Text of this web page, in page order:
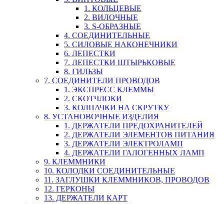
1. КОЛЬЦЕВЫЕ
2. ВИЛОЧНЫЕ
3. S-ОБРАЗНЫЕ
4. СОЕДИНИТЕЛЬНЫЕ
5. СИЛОВЫЕ НАКОНЕЧНИКИ
6. ЛЕПЕСТКИ
7. ЛЕПЕСТКИ ШТЫРЬКОВЫЕ
8. ГИЛЬЗЫ
7. СОЕДИНИТЕЛИ ПРОВОДОВ
1. ЭКСПРЕСС КЛЕММЫ
2. СКОТЧЛОКИ
3. КОЛПАЧКИ НА СКРУТКУ
8. УСТАНОВОЧНЫЕ ИЗДЕЛИЯ
1. ДЕРЖАТЕЛИ ПРЕДОХРАНИТЕЛЕЙ
2. ДЕРЖАТЕЛИ ЭЛЕМЕНТОВ ПИТАНИЯ
3. ДЕРЖАТЕЛИ ЭЛЕКТРОЛАМП
4. ДЕРЖАТЕЛИ ГАЛОГЕННЫХ ЛАМП
9. КЛЕММНИКИ
10. КОЛОДКИ СОЕДИНИТЕЛЬНЫЕ
11. ЗАГЛУШКИ КЛЕММНИКОВ, ПРОВОДОВ
12. ГЕРКОНЫ
13. ДЕРЖАТЕЛИ КАРТ